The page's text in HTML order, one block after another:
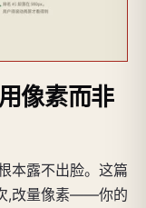
像素而非
本露不出脸。这篇
,改量像素——你的